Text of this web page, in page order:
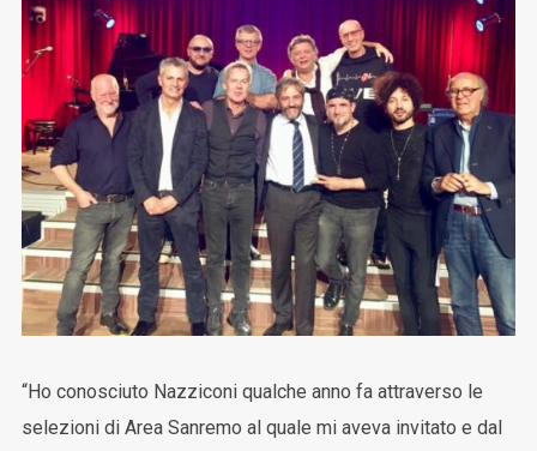
“Ho conosciuto Nazziconi qualche anno fa attraverso le
selezioni di Area Sanremo al quale mi aveva invitato e dal